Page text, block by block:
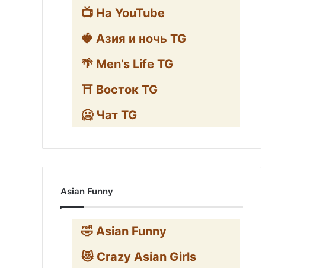
📺 На YouTube
🍓 Азия и ночь TG
🌴 Men’s Life TG
⛩️ Восток TG
🥶 Чат TG
Asian Funny
🤣 Asian Funny
😻 Crazy Asian Girls